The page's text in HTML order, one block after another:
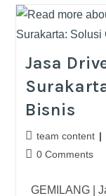
Jasa
Bisnis
team content
0 Comments
GEMILANG |